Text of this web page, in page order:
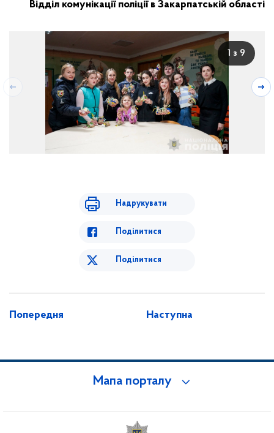
Відділ комунікації поліції в Закарпатській області
1 з 9
Надрукувати
Поділитися
Поділитися
Попередня Наступна
Мапа порталу